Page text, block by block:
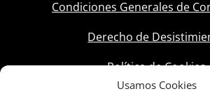
Usamos Cookies
Condiciones Generales de
Derecho de
Política de Cookies